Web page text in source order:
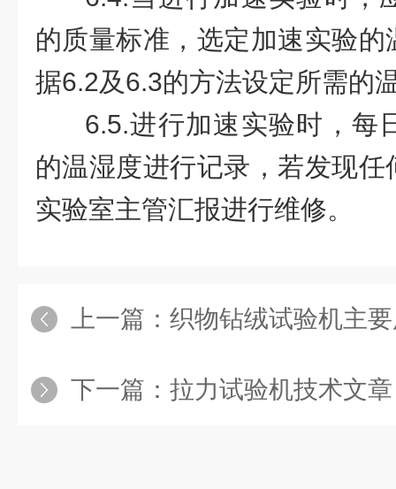
的质量标准，选定加速实验
据6.2及6.3的方法设定所需的
6.5.进行加速实验时，每
的温湿度进行记录，若发现
实验室主管汇报进行维修。
上一篇： 织物钻绒试验机主
下一篇： 拉力试验机技术文章